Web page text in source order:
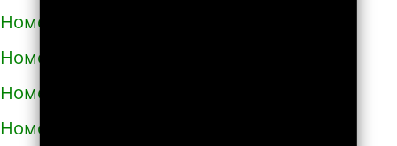
Номера телефонов такси в Узине
Номера телефонов такси в Украинке
Номера телефонов такси в Умани
Номера телефонов такси в Фастове